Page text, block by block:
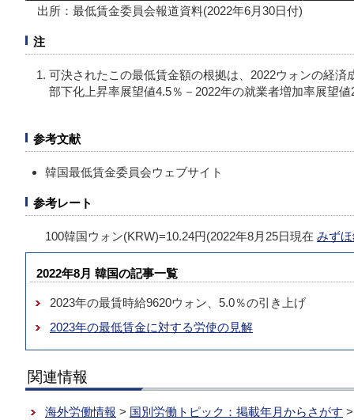
出所：最低賃金委員会報道資料(2022年6月30日付)
注
可決されたこの最低賃金額の根拠は、2022ウォンの経済
部下化上昇率展望値4.5％－2022年の就業者増加率展望
参考文献
韓国最低賃金委員会ウェブサイト
参考レート
100韓国ウォン(KRW)=10.24円(2022年8月25日現在 みず
2022年8月 韓国の記事一覧
2023年の最賃時給9620ウォン、5.0％の引き上げ
2023年の最低賃金に対する労使の見解
関連情報
海外労働情報 > 国別労働トピック：掲載年月からさがす